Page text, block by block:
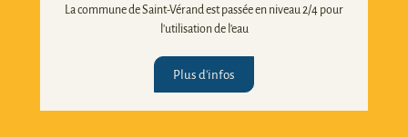
La commune de Saint-Vérand est passée en niveau 2/4 pour
l'utilisation de l'eau
Plus d'infos